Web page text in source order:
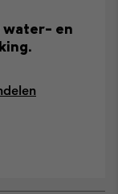
water- en